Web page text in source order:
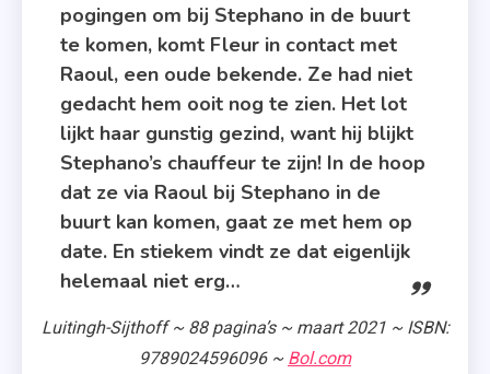
pogingen om bij Stephano in de buurt
te komen, komt Fleur in contact met
Raoul, een oude bekende. Ze had niet
gedacht hem ooit nog te zien. Het lot
lijkt haar gunstig gezind, want hij blijkt
Stephano’s chauffeur te zijn! In de hoop
dat ze via Raoul bij Stephano in de
buurt kan komen, gaat ze met hem op
date. En stiekem vindt ze dat eigenlijk
helemaal niet erg…
Luitingh-Sijthoff ~ 88 pagina’s ~ maart 2021 ~ ISBN:
9789024596096 ~ Bol.com